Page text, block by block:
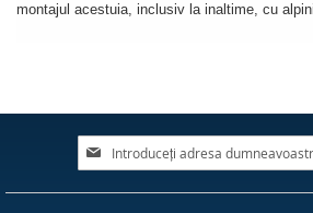
montajul acestuia, inclusiv la inaltime, cu
Inscrieți-
vă